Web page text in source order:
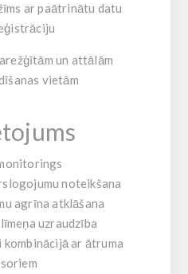
ar paātrinātu datu
un attālām
vietām
noteikšana
agrīna atklāšana
uzraudzība
ar ātruma